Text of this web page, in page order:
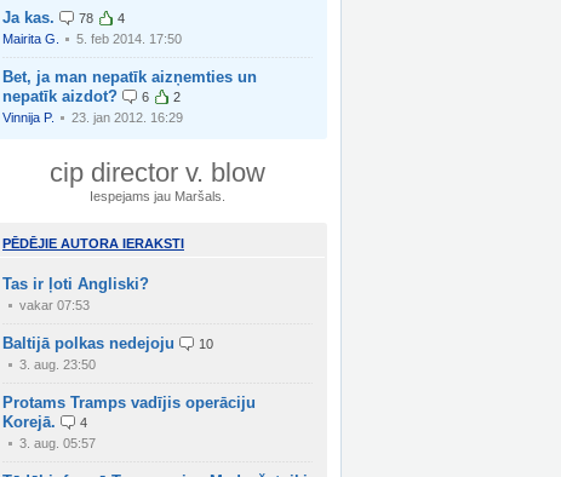
Ja kas. 78
4
Mairita G.
5. feb 2014. 17:50
Bet, ja man nepatīk aizņemties un
nepatīk aizdot?
6
2
Vinnija P.
23. jan 2012. 16:29
cip director v. blow
Iespejams jau Maršals.
PĒDĒJIE AUTORA IERAKSTI
Tas ir ļoti Angliski?
vakar 07:53
Baltijā polkas nedejoju
10
3. aug. 23:50
Protams Tramps vadījis operāciju
Korejā.
4
3. aug. 05:57